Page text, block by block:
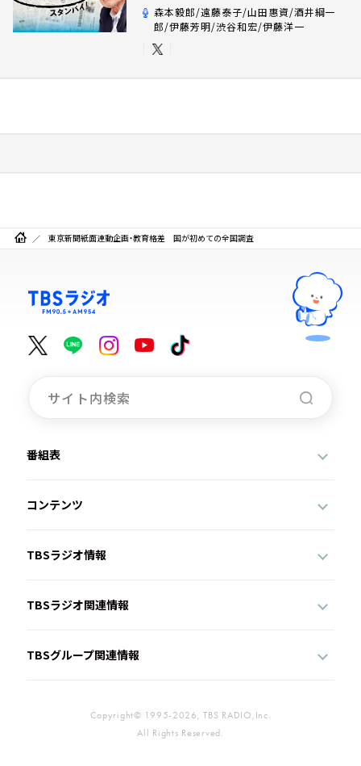
森本毅郎/遠藤泰子/山田惠資/酒井綱一
郎/伊藤芳明/渋谷和宏/伊藤洋一
東京新聞紙面連動企画・教育格差 国が初めての全国調査
番組表
コンテンツ
TBSラジオ情報
TBSラジオ関連情報
TBSグループ関連情報
Copyright© 1995-2026, TBS RADIO,Inc.
All Rights Reserved.